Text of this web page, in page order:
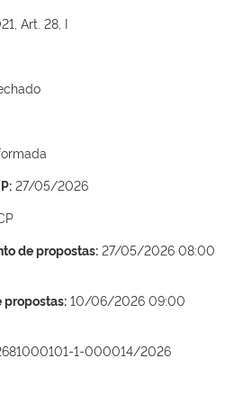
Art. 28, I
27/05/2026
de propostas: 27/05/2026 08:00
propostas: 10/06/2026 09:00
1-000014/2026